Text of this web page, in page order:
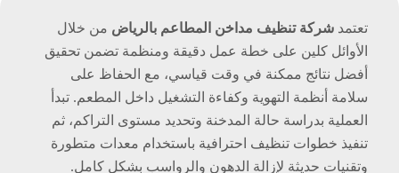
تعتمد شركة تنظيف مداخن المطاعم بالرياض من خلال
الأوائل كلين على خطة عمل دقيقة ومنظمة تضمن تحقيق
أفضل نتائج ممكنة في وقت قياسي، مع الحفاظ على
سلامة أنظمة التهوية وكفاءة التشغيل داخل المطعم. تبدأ
العملية بدراسة حالة المدخنة وتحديد مستوى التراكم، ثم
تنفيذ خطوات تنظيف احترافية باستخدام معدات متطورة
وتقنيات حديثة لإزالة الدهون والرواسب بشكل كامل.